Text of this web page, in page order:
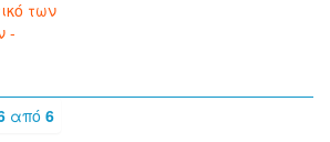
των
-
από 6